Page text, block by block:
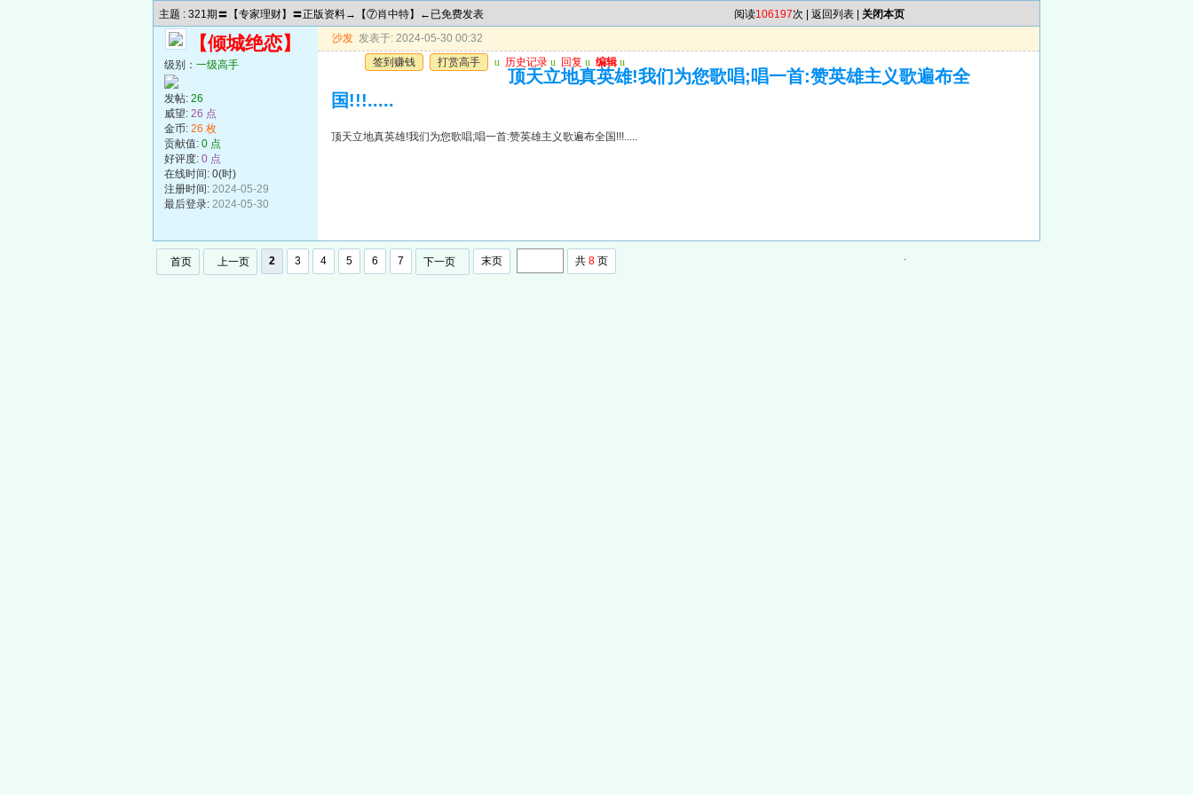
主题 : 321期〓【专家理财】〓正版资料→【⑦肖中特】←已免费发表 阅读106197次 | 返回列表 关闭本页
【倾城绝恋】
级别： 一级高手
发帖: 26
威望: 26 点
金币: 26 枚
贡献值: 0 点
好评度: 0 点
在线时间: 0(时)
注册时间: 2024-05-29
最后登录: 2024-05-30
沙发 发表于: 2024-05-30 00:32
签到赚钱
打赏高手 u 历史记录 u 回复 u 编辑 u
顶天立地真英雄!我们为您歌唱;唱一首:赞英雄主义歌遍布全
国!!!.....
顶天立地真英雄!我们为您歌唱;唱一首:赞英雄主义歌遍布全国!!!.....
首页 上一页 2 3 4 5 6 7 下一页 末页 共 8 页 .